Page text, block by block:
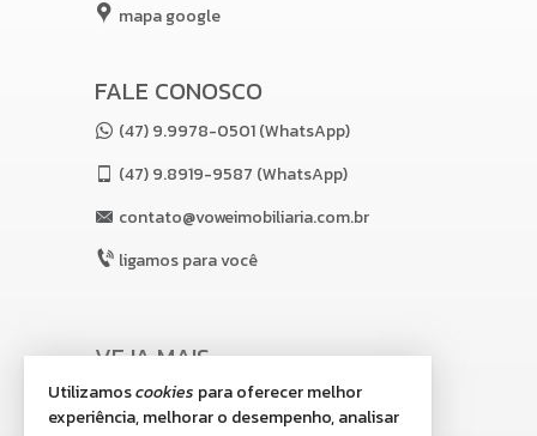
mapa google
FALE CONOSCO
(47) 9.9978-0501 (WhatsApp)
(47)9.8919-9587 (WhatsApp)
contato@voweimobiliaria.com.br
ligamos para você
VEJA MAIS
receba nosso newsletter
Utilizamoscookies para oferecer melhor
experiência, melhorar o desempenho, analisar